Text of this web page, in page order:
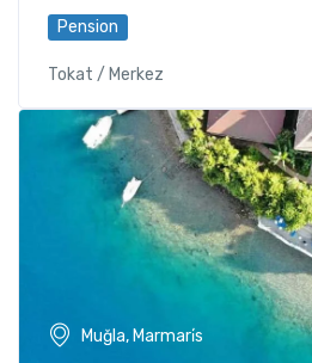
Pension
Tokat / Merkez
Muğla, Marmari̇s